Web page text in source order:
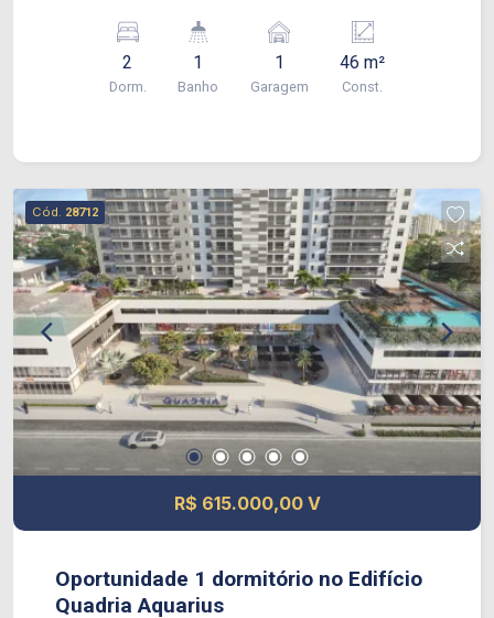
destaca pelo excelente aproveitamento de
espaço e incidência de luz natural. Dois
dormitórios com móveis planejados de alta
e sol da tarde, andar alto com vista livre. Uma
vaga de garagem descoberta, (com projeto já em
analise para cobrir). Condomínio: Portaria e
monitoramento 24 horas. Estacionamento
exclusivo para visitantes em frente ao
condomínio. Condomínio com lazer completo,
piscina, churrasqueira, playground, quadra
poliesportiva. Próximo ao Shopping, Mc
Donald`s, farmácia, escolas. Agende sua visita!!!
2
Dorm.
1
Banho
1
Garagem
46 m²
Const.
Cód. 28712
R$ 615.000,00 V
Oportunidade 1 dormitório no Edifício
Quadria Aquarius